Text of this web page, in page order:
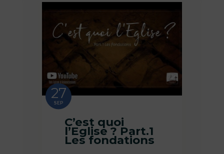
27
SEP
C’est quoi
l’Eglise ? Part.1
Les fondations